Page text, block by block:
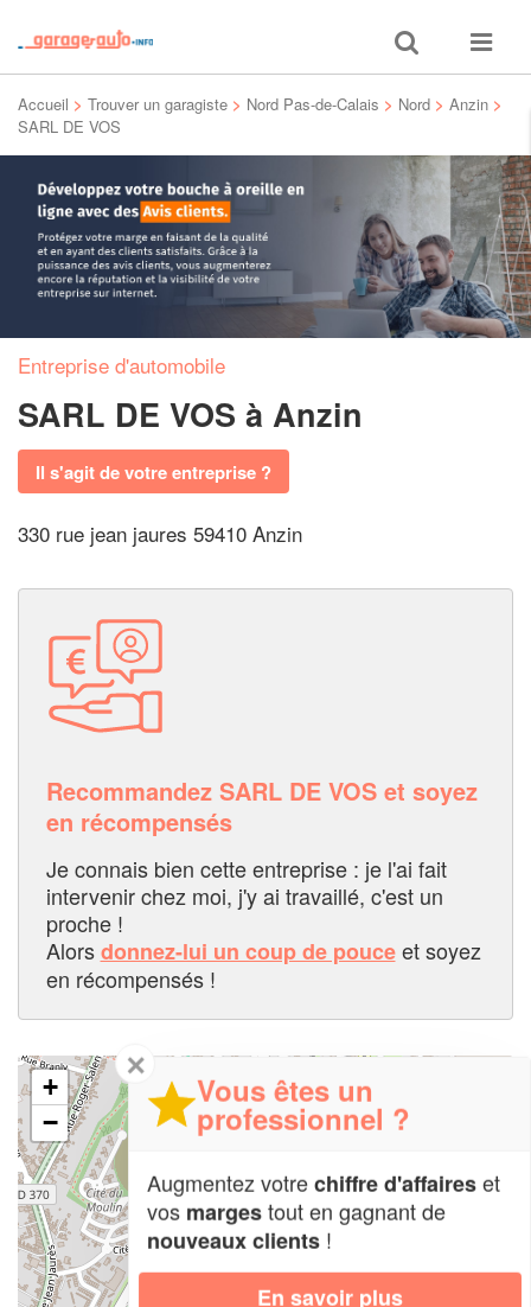
Toggle
search
Toggle
Accueil > Trouver un garagiste > Nord Pas-de-Calais > Nord > Anzin >
SARL DE VOS
Entreprise d'automobile
SARL DE VOS à Anzin
Il s'agit de votre entreprise ?
330 rue jean jaures 59410 Anzin
Recommandez SARL DE VOS et soyez
en récompensés
Je connais bien cette entreprise : je l'ai fait
intervenir chez moi, j'y ai travaillé, c'est un
proche !
Alorsdonnez-lui un coup de pouceet soyez
en récompensés !
+
−
✕
Vous êtes un
professionnel ?
Augmentez votrechiffre d'affaireset
vos margestout en gagnant de
nouveaux clients !
En savoir plus